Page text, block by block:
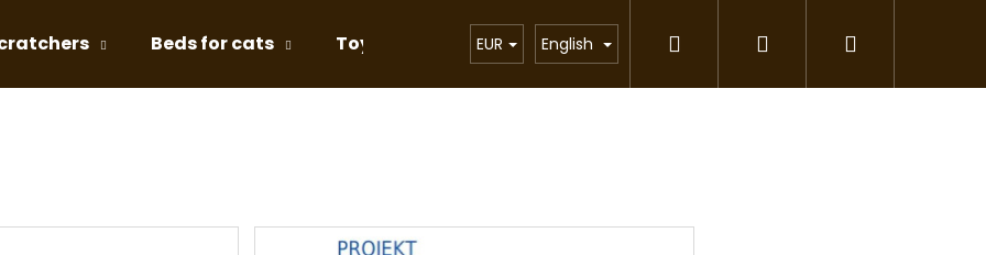
Beds for cats Toys for Cats Cat litter Gift items Affiliate program
EUR English Search